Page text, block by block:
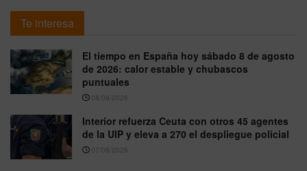
Te interesa
El tiempo en España hoy sábado 8 de agosto
de 2026: calor estable y chubascos
puntuales
08/08/2026
Interior refuerza Ceuta con otros 45 agentes
de la UIP y eleva a 270 el despliegue policial
07/08/2026